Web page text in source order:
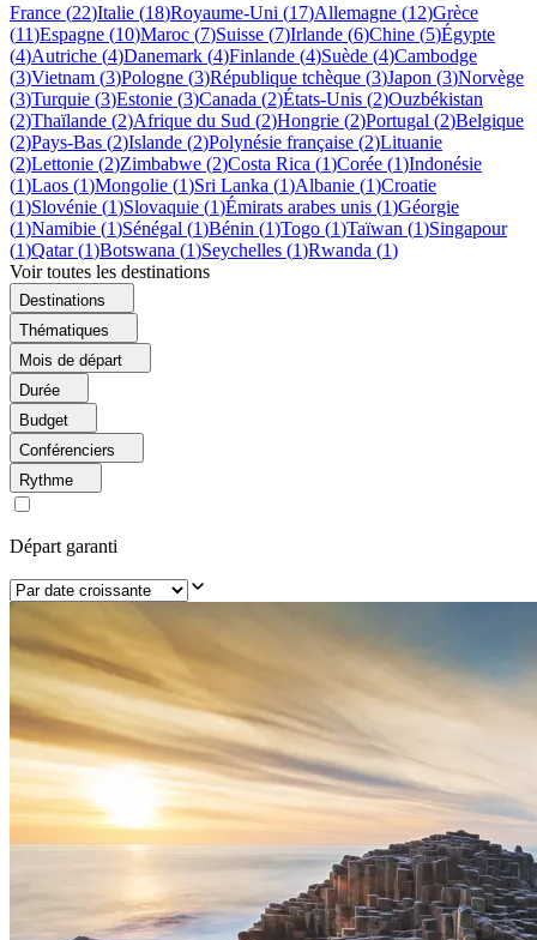
France (22)Italie (18)Royaume-Uni (17)Allemagne (12)Grèce
(11)Espagne (10)Maroc (7)Suisse (7)Irlande (6)Chine (5)Égypte
(4)Autriche (4)Danemark (4)Finlande (4)Suède (4)Cambodge
(3)Vietnam (3)Pologne (3)République tchèque (3)Japon (3)Norvège
(3)Turquie (3)Estonie (3)Canada (2)États-Unis (2)Ouzbékistan
(2)Thaïlande (2)Afrique du Sud (2)Hongrie (2)Portugal (2)Belgique
(2)Pays-Bas (2)Islande (2)Polynésie française (2)Lituanie
(2)Lettonie (2)Zimbabwe (2)Costa Rica (1)Corée (1)Indonésie
(1)Laos (1)Mongolie (1)Sri Lanka (1)Albanie (1)Croatie
(1)Slovénie (1)Slovaquie (1)Émirats arabes unis (1)Géorgie
(1)Namibie (1)Sénégal (1)Bénin (1)Togo (1)Taïwan (1)Singapour
(1)Qatar (1)Botswana (1)Seychelles (1)Rwanda (1)
Voir toutes les destinations
Destinations
Thématiques
Mois de départ
Durée
Budget
Conférenciers
Rythme
Départ garanti